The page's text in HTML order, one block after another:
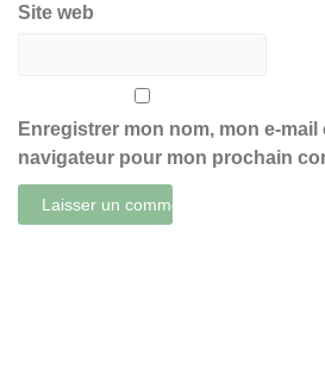
Site web
Enregistrer mon nom, mon e-
navigateur pour mon prochain